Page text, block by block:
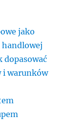
jako
dopasować
i warunków